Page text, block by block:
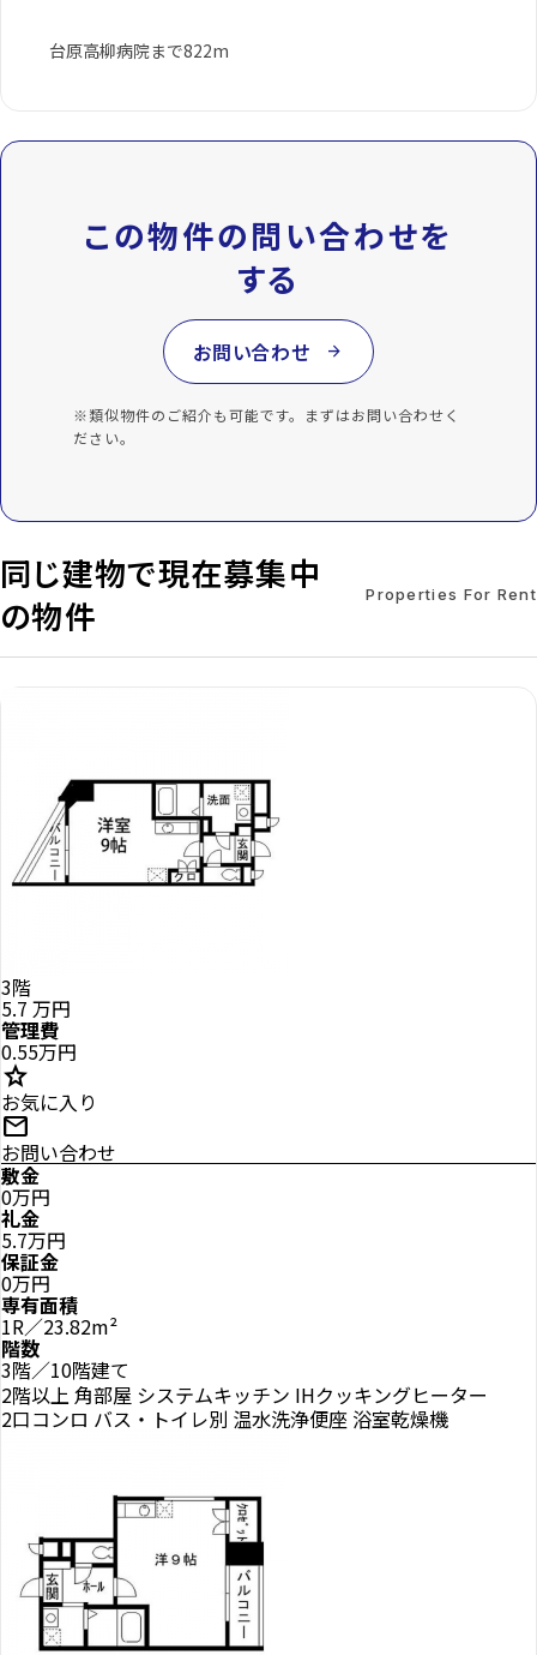
台原高柳病院まで822m
この物件の問い合わせを
する
お問い合わせ arrow_forward
※類似物件のご紹介も可能です。まずはお問い合わせく
ださい。
同じ建物で現在募集中
の物件
Properties For Rent
3階
5.7 万円
管理費
0.55万円
star
お気に入り
mail
お問い合わせ
敷金
0万円
礼金
5.7万円
保証金
0万円
専有面積
1R／23.82m²
階数
3階／10階建て
2階以上 角部屋 システムキッチン IHクッキングヒーター
2口コンロ バス・トイレ別 温水洗浄便座 浴室乾燥機